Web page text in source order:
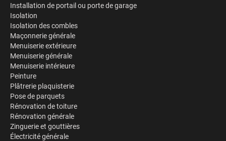
Installation de portail ou porte de garage
Isolation
Isolation des combles
Maçonnerie générale
Menuiserie extérieure
Menuiserie générale
Menuiserie intérieure
Peinture
Plâtrerie plaquisterie
Pose de parquets
Rénovation de toiture
Rénovation générale
Zinguerie et gouttières
Électricité générale